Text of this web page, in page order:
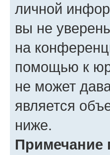
личной
вы не
на
помощью к
не может
является
ниже.
Примечание